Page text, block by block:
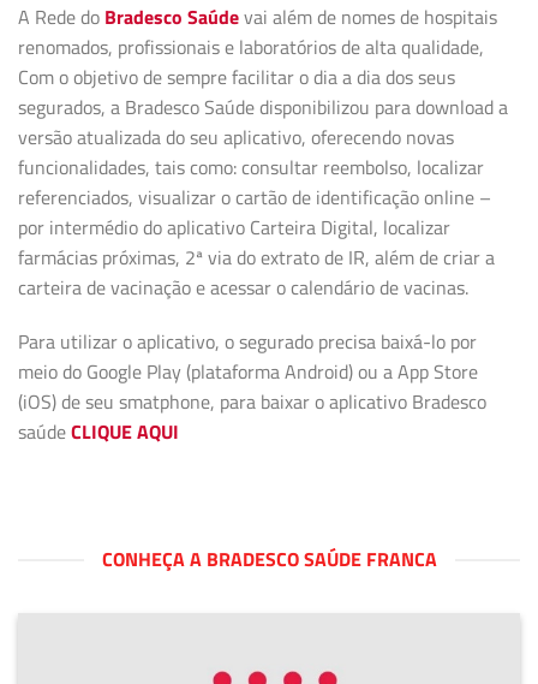
A Rede do Bradesco Saúdevai além de nomes de hospitais
renomados, profissionais e laboratórios de alta qualidade,
Com o objetivo de sempre facilitar o dia a dia dos seus
segurados, a Bradesco Saúde disponibilizou para download a
versão atualizada do seu aplicativo, oferecendo novas
funcionalidades, tais como: consultar reembolso, localizar
referenciados, visualizar o cartão de identificação online –
por intermédio do aplicativo Carteira Digital, localizar
farmácias próximas, 2ª via do extrato de IR, além de criar a
carteira de vacinação e acessar o calendário de vacinas.
Para utilizar o aplicativo, o segurado precisa baixá-lo por
meio do Google Play (plataforma Android) ou a App Store
(iOS) de seu smatphone, para baixar o aplicativo Bradesco
saúdeCLIQUE AQUI
CONHEÇA A BRADESCO SAÚDE FRANCA